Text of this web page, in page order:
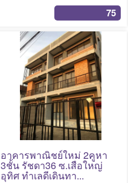
75
No Photo
อาคารพาณิชย์ใหม่ 2คูหา
3ชั้น รัชดา36 ซ.เสือใหญ่
อุทิศ ทำเลดีเดินทา...